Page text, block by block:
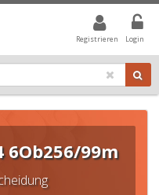
Registrieren Login
WERT IST ALLE
6Ob256/99m